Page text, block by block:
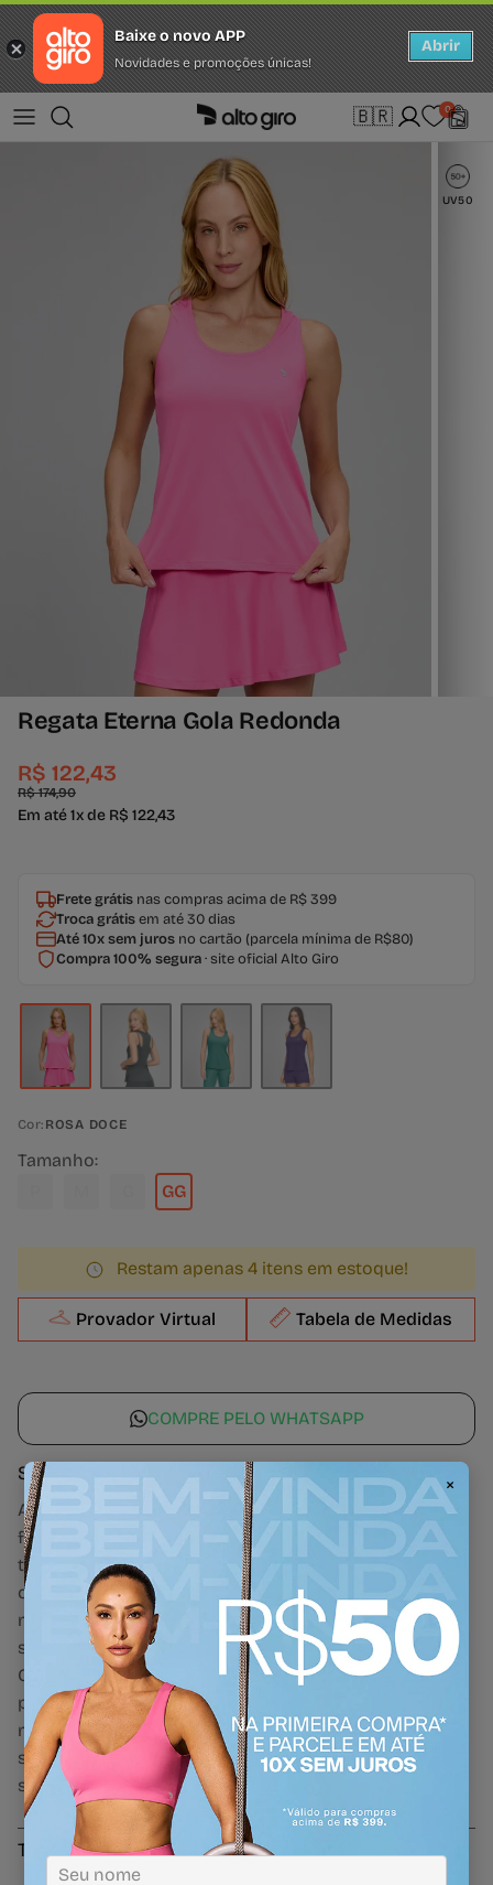
Ir para o conteúdo Idioma
🇧🇷
português (Brasil)
0
UV50
Regata Eterna Gola Redonda
Em até 1x de R$ 122,43
R$ 174,90
R$ 122,43
Tamanho:
GG
Cor: ROSA DOCE
Restam apenas 4 itens em estoque!
Provador Virtual Tabela de Medidas
COMPRE PELO WHATSAPP
Frete grátis nas compras acima de R$ 399
Troca grátisem até 30 dias
Até 10x sem juros no cartão (parcela mínima de R$80)
Compra 100% segura· site oficial Alto Giro
Sobre a peça
A Regata Eterna Gola Redonda une conforto,
funcionalidade e estilo em uma peça essencial para os
treinos. Com modelagem alongada, decote redondo e
costas nadador, proporciona liberdade total de
movimento, especialmente em exercícios de membros
superiores. O tecido de poliamida com tecnologia Easy
Care oferece rápida secagem, fácil manutenção e
proteção UV. A abertura lateral garante um toque
moderno ao visual, enquanto o detalhe refletivo com
símbolo Alto Giro reforça a identidade da marca com
sofisticação.
Tecnologias
×
Baixe o novo APP
Novidades e promoções únicas!
Abrir